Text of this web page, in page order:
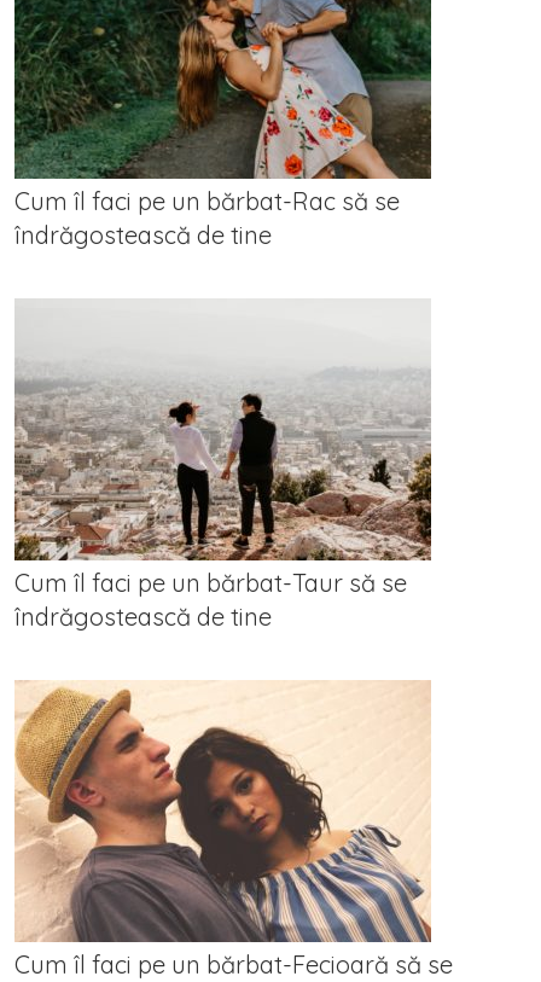
Cum îl faci pe un bărbat-Rac să se
îndrăgostească de tine
Cum îl faci pe un bărbat-Taur să se
îndrăgostească de tine
Cum îl faci pe un bărbat-Fecioară să se